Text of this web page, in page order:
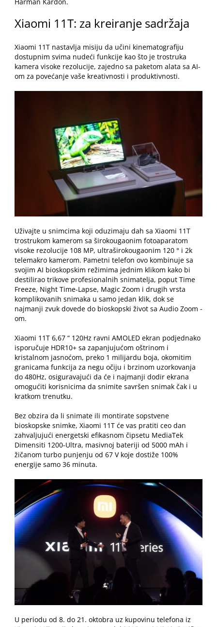
Xiaomi 11T: za kreiranje sadržaja
Xiaomi 11T nastavlja misiju da učini kinematografiju
dostupnim svima nudeći funkcije kao što je trostruka
kamera visoke rezolucije, zajedno sa paketom alata sa AI-
om za povećanje vaše kreativnosti i produktivnosti.
Uživajte u snimcima koji oduzimaju dah sa Xiaomi 11T
trostrukom kamerom sa širokougaonim fotoaparatom
visoke rezolucije 108 MP, ultraširokougaonim 120 ° i 2k
telemakro kamerom. Pametni telefon ovo kombinuje sa
svojim AI bioskopskim režimima jednim klikom kako bi
destilirao trikove profesionalnih snimatelja, poput Time
Freeze, Night Time-Lapse, Magic Zoom i drugih vrsta
komplikovanih snimaka u samo jedan klik, dok se
najmanji zvuk dovede do bioskopski život sa Audio Zoom -
om.
Xiaomi 11T 6,67 “ 120Hz ravni AMOLED ekran podjednako
isporučuje HDR10+ sa zapanjujućom oštrinom i
kristalnom jasnoćom, preko 1 milijardu boja, okomitim
granicama funkcija za negu očiju i brzinom uzorkovanja
do 480Hz, osiguravajući da će i najmanji dodir ekrana
omogućiti korisnicima da snimite savršen snimak čak i u
kratkom trenutku.
Bez obzira da li snimate ili montirate sopstvene
bioskopske snimke, Xiaomi 11T će vas pratiti ceo dan
zahvaljujući energetski efikasnom čipsetu MediaTek
Dimensiti 1200-Ultra, masivnoj bateriji od 5000 mAh i
žičanom turbo punjenju od 67 V koje dostiže 100%
energije samo 36 minuta.
U periodu od 8. do 21. oktobra uz kupovinu telefona iz